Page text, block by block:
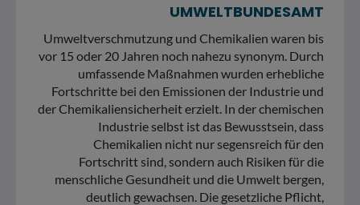
UMWELTBUNDESAMT
Umweltverschmutzung und Chemikalien waren bis
vor 15 oder 20 Jahren noch nahezu synonym. Durch
umfassende Maßnahmen wurden erhebliche
Fortschritte bei den Emissionen der Industrie und
der Chemikaliensicherheit erzielt. In der chemischen
Industrie selbst ist das Bewusstsein, dass
Chemikalien nicht nur segensreich für den
Fortschritt sind, sondern auch Risiken für die
menschliche Gesundheit und die Umwelt bergen,
deutlich gewachsen. Die gesetzliche Pflicht,